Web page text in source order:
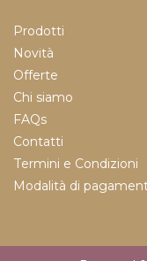
Prodotti
Novità
Offerte
Chi siamo
FAQs
Contatti
Termini e Condizioni
Modalità di